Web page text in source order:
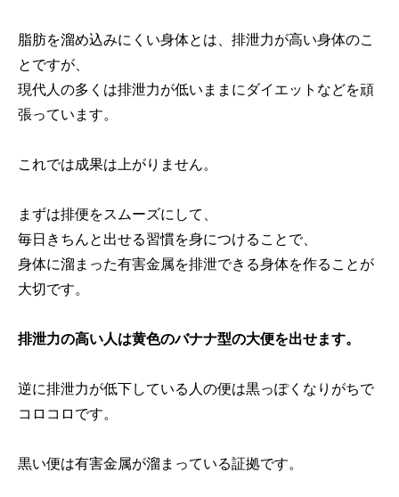
脂肪を溜め込みにくい身体とは、排泄力が高い身体のこ
とですが、
現代人の多くは排泄力が低いままにダイエットなどを頑
張っています。
これでは成果は上がりません。
まずは排便をスムーズにして、
毎日きちんと出せる習慣を身につけることで、
身体に溜まった有害金属を排泄できる身体を作ることが
大切です。
排泄力の高い人は黄色のバナナ型の大便を出せます。
逆に排泄力が低下している人の便は黒っぽくなりがちで
コロコロです。
黒い便は有害金属が溜まっている証拠です。